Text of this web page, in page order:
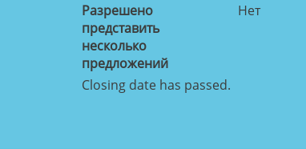
Разрешено
представить
несколько
предложений
Нет
Closing date has passed.